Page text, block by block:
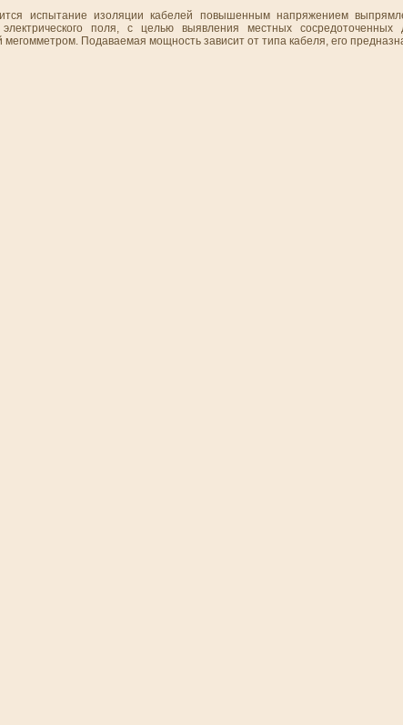
испытание изоляции кабелей повышенным напряжением
поля, с целью выявления местных
Подаваемая мощность зависит от типа кабеля, его